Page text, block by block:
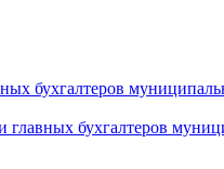
бухгалтеров
главных бухгалтеров